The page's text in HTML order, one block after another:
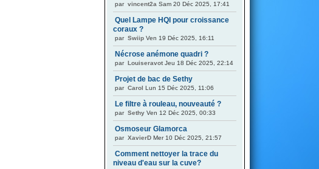
par vincent2a Sam 20 Déc 2025, 17:41
Quel Lampe HQI pour croissance
coraux ?
par Swiip Ven 19 Déc 2025, 16:11
Nécrose anémone quadri ?
par Louiseravot Jeu 18 Déc 2025, 22:14
Projet de bac de Sethy
par Carol Lun 15 Déc 2025, 11:06
Le filtre à rouleau, nouveauté ?
par Sethy Ven 12 Déc 2025, 00:33
Osmoseur Glamorca
par XavierD Mer 10 Déc 2025, 21:57
Comment nettoyer la trace du
niveau d'eau sur la cuve?